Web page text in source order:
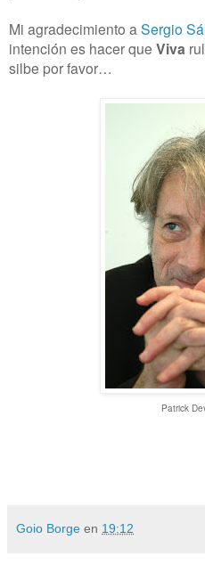
Mi agradecimiento a Sergio
intención es hacer que Viva
silbe por favor…
Patrick
Goio Borge en 19:12